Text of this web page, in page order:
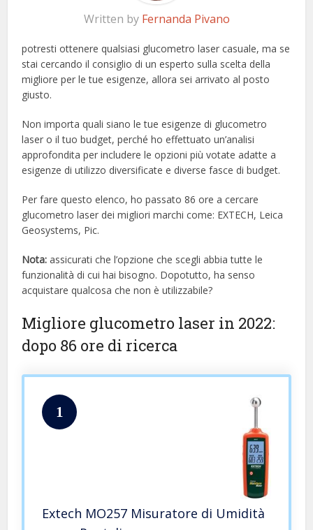
Written by Fernanda Pivano
potresti ottenere qualsiasi glucometro laser casuale, ma se
stai cercando il consiglio di un esperto sulla scelta della
migliore per le tue esigenze, allora sei arrivato al posto
giusto.
Non importa quali siano le tue esigenze di glucometro
laser o il tuo budget, perché ho effettuato un’analisi
approfondita per includere le opzioni più votate adatte a
esigenze di utilizzo diversificate e diverse fasce di budget.
Per fare questo elenco, ho passato 86 ore a cercare
glucometro laser dei migliori marchi come: EXTECH, Leica
Geosystems, Pic.
Nota: assicurati che l’opzione che scegli abbia tutte le
funzionalità di cui hai bisogno. Dopotutto, ha senso
acquistare qualcosa che non è utilizzabile?
Migliore glucometro laser in 2022:
dopo 86 ore di ricerca
1
Extech MO257 Misuratore di Umidità